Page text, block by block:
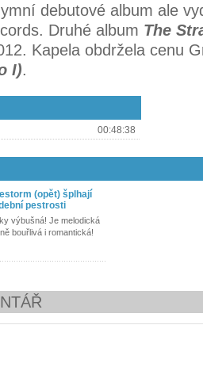
debutové album ale
Druhé album The
Kapela obdržela cenu
I).
00:48:38
(opět) šplhají
pestrosti
výbušná! Je melodická
bouřlivá i romantická!